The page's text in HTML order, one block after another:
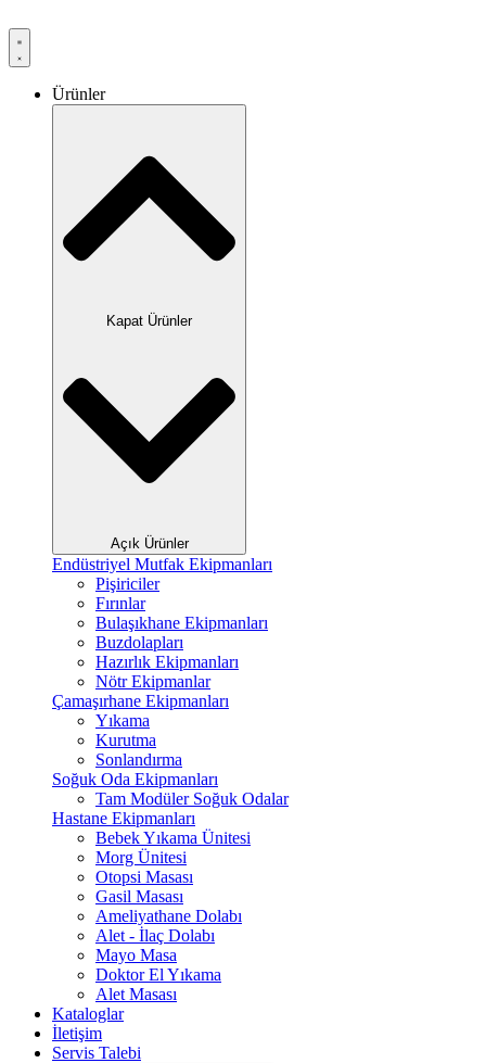
Ürünler
Kapat Ürünler
Açık Ürünler
Endüstriyel Mutfak Ekipmanları
Pişiriciler
Fırınlar
Bulaşıkhane Ekipmanları
Buzdolapları
Hazırlık Ekipmanları
Nötr Ekipmanlar
Çamaşırhane Ekipmanları
Yıkama
Kurutma
Sonlandırma
Soğuk Oda Ekipmanları
Tam Modüler Soğuk Odalar
Hastane Ekipmanları
Bebek Yıkama Ünitesi
Morg Ünitesi
Otopsi Masası
Gasil Masası
Ameliyathane Dolabı
Alet - İlaç Dolabı
Mayo Masa
Doktor El Yıkama
Alet Masası
Kataloglar
İletişim
Servis Talebi